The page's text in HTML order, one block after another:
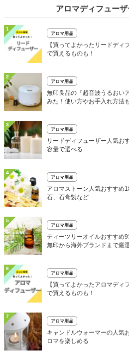
アロマディフュー
1
アロマ用品
【買ってよかったリードディ
で買えるものも！
2
アロマ用品
無印良品の『超音波うるおい
みた！使い方やお手入れ方法
3
アロマ用品
リードディフューザー人気お
容量で選べる
4
アロマ用品
アロマストーン人気おすすめ
石、石膏製など
5
アロマ用品
ティーツリーオイルおすすめ
無印から海外ブランドまで厳
6
アロマ用品
【買ってよかったアロマディ
で買えるものも！
7
アロマ用品
キャンドルウォーマーの人気
ロマを楽しめる